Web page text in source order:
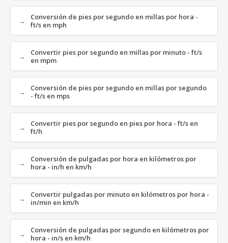
Conversión de pies por segundo en millas por hora -
ft/s en mph
Convertir pies por segundo en millas por minuto - ft/s
en mpm
Conversión de pies por segundo en millas por segundo
- ft/s en mps
Convertir pies por segundo en pies por hora - ft/s en
ft/h
Conversión de pulgadas por hora en kilómetros por
hora - in/h en km/h
Convertir pulgadas por minuto en kilómetros por hora -
in/min en km/h
Conversión de pulgadas por segundo en kilómetros por
hora - in/s en km/h